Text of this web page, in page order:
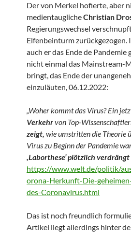
Der von Merkel hofierte, aber
medientauglicheChristian
Regierungswechsel
Elfenbeinturm zurückgezogen.
auch er das Ende de Pandemie
nicht einmal das Mainstream-
bringt, das Ende der
einzuläuten, 06.12.2022:
„Woher kommt das Virus? Ein
Verkehrvon Top-
zeigt, wie umstritten die Theorie
Virus zu Beginn der Pandemie
,Laborthese’ plötzlich verdrängt
https://www.welt.de/politik/
orona-Herkunft-Die-
des-Coronavirus.html
Das ist noch freundlich
Artikel liegt allerdings hinter